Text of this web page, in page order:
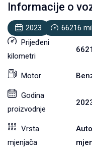
Informacije o
2023 66216
Prijeđeni
kilometri
Motor
Godina
proizvodnje
Vrsta
mjenjača